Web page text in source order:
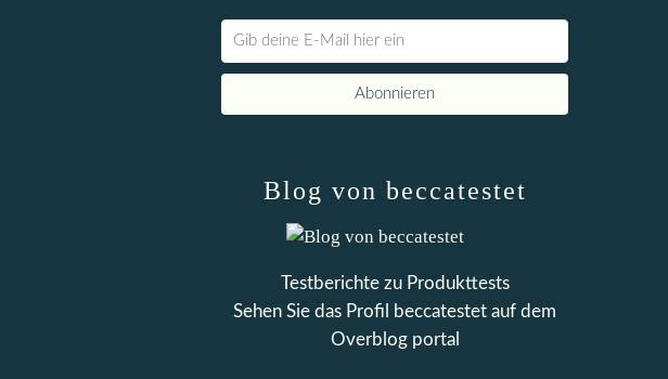
Blog von beccatestet
Testberichte zu Produkttests
Sehen Sie das Profil
beccatestet auf dem
Overblog portal